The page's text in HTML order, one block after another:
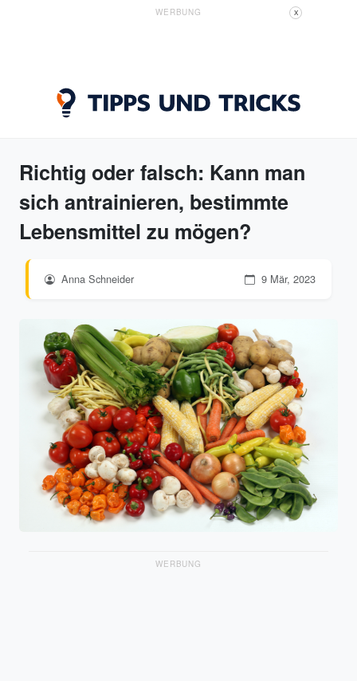
WERBUNG X
Richtig oder falsch: Kann man
sich antrainieren, bestimmte
Lebensmittel zu mögen?
Anna Schneider 9 Mär, 2023
WERBUNG